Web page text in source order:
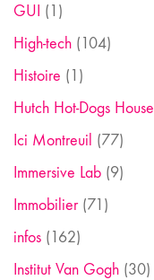
GUI (1)
High-tech (104)
Histoire (1)
Hutch Hot-Dogs House
Ici Montreuil (77)
Immersive Lab (9)
Immobilier(71)
infos (162)
Institut Van Gogh (30)